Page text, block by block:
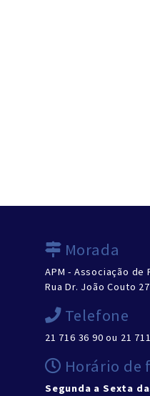
Morada
APM - Associação
Rua Dr. João Couto
Telefone
21 716 36 90 ou 21
Horário de
Segunda a Sexta